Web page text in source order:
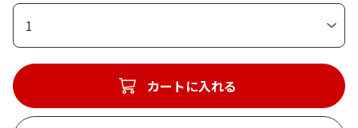
1
カートに入れる